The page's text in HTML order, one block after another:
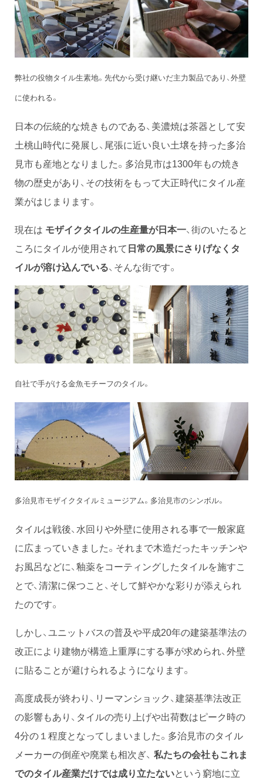
弊社の役物タイル生素地。先代から受け継いだ主力製品であり、外壁
に使われる。
日本の伝統的な焼きものである、美濃焼は茶器として安
土桃山時代に発展し、尾張に近い良い土壌を持った多治
見市も産地となりました。多治見市は1300年もの焼き
物の歴史があり、その技術をもって大正時代にタイル産
業がはじまります。
現在は モザイクタイルの生産量が日本一、街のいたると
ころにタイルが使用されて日常の風景にさりげなくタ
イルが溶け込んでいる、そんな街です。
自社で手がける金魚モチーフのタイル。
多治見市モザイクタイルミュージアム。多治見市のシンボル。
タイルは戦後、水回りや外壁に使用される事で一般家庭
に広まっていきました。それまで木造だったキッチンや
お風呂などに、釉薬をコーティングしたタイルを施すこ
とで、清潔に保つこと、そして鮮やかな彩りが添えられ
たのです。
しかし、ユニットバスの普及や平成20年の建築基準法の
改正により建物が構造上重厚にする事が求められ、外壁
に貼ることが避けられるようになります。
高度成長が終わり、リーマンショック、建築基準法改正
の影響もあり、タイルの売り上げや出荷数はピーク時の
4分の１程度となってしまいました。多治見市のタイル
メーカーの倒産や廃業も相次ぎ、 私たちの会社もこれま
でのタイル産業だけでは成り立たないという窮地に立